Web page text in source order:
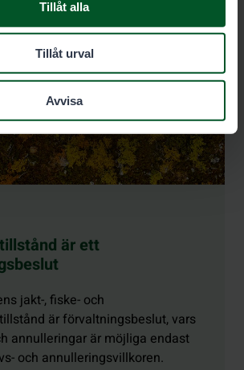
Tillåt alla
Tillåt urval
Avvisa
är ett
jakt-, fiske- och
är förvaltningsbeslut, vars
annulleringar är möjliga endast
och annulleringsvillkoren.